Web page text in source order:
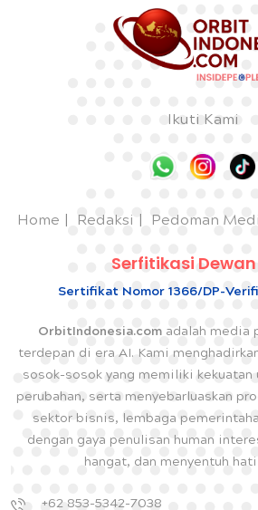
Ikuti Kami
Home Redaksi Pedoman
Serfitikasi Dewan
Sertifikat Nomor 1366/DP-
OrbitIndonesia.com adalah media
terdepan di era AI. Kami
sosok-sosok yang memiliki kekuatan
perubahan, serta menyebarluaskan
sektor bisnis, lembaga
dengan gaya penulisan human
hangat, dan menyentuh
+62 853-5342-7038